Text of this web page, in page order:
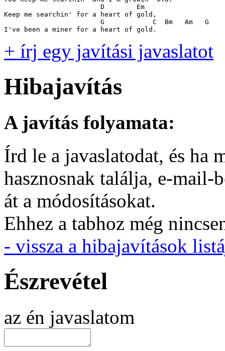
                        D        Em
Keep me searchin' for a heart of gold,
                        G            C  Bm   Am   G
I've been a miner for a heart of gold.
+ írj egy javítási javaslatot
Hibajavítás
A javítás folyamata:
Írd le a javaslatodat, és ha
hasznosnak találja, e-mail-
át a módosításokat.
Ehhez a tabhoz még
- vissza a hibajavítások
Észrevétel
az én javaslatom